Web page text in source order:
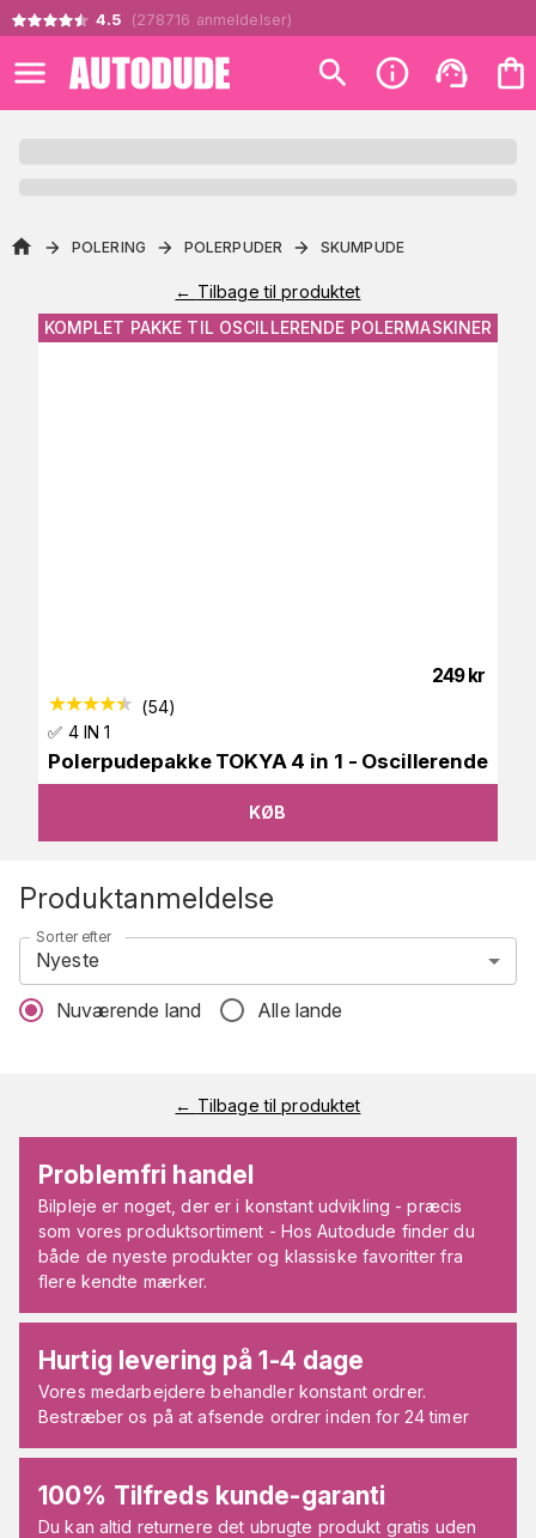
4.5 (278716 anmeldelser)
POLERING POLERPUDER SKUMPUDE
← Tilbage til produktet
KOMPLET PAKKE TIL OSCILLERENDE POLERMASKINER
249kr
(54)
✅ 4 IN 1
Polerpudepakke TOKYA 4 in 1 - Oscillerende
KØB
Produktanmeldelse
Sorter efter
Nyeste
Nuværende land Alle lande
← Tilbage til produktet
Problemfri handel
Bilpleje er noget, der er i konstant udvikling - præcis
som vores produktsortiment - Hos Autodude finder du
både de nyeste produkter og klassiske favoritter fra
flere kendte mærker.
Hurtig levering på 1-4 dage
Vores medarbejdere behandler konstant ordrer.
Bestræber os på at afsende ordrer inden for 24 timer
100% Tilfreds kunde-garanti
Du kan altid returnere det ubrugte produkt gratis uden